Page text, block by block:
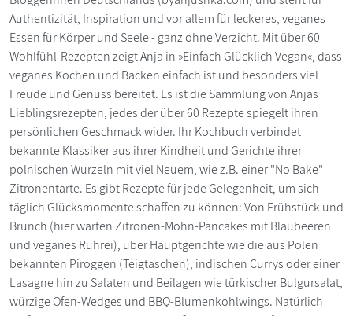
Authentizität, Inspiration und vor allem für leckeres, veganes
Essen für Körper und Seele - ganz ohne Verzicht. Mit über 60
Wohlfühl-Rezepten zeigt Anja in »Einfach Glücklich Vegan«, dass
veganes Kochen und Backen einfach ist und besonders viel
Freude und Genuss bereitet. Es ist die Sammlung von Anjas
Lieblingsrezepten, jedes der über 60 Rezepte spiegelt ihren
persönlichen Geschmack wider. Ihr Kochbuch verbindet
bekannte Klassiker aus ihrer Kindheit und Gerichte ihrer
polnischen Wurzeln mit viel Neuem, wie z.B. einer "No Bake"
Zitronentarte. Es gibt Rezepte für jede Gelegenheit, um sich
täglich Glücksmomente schaffen zu können: Von Frühstück und
Brunch (hier warten Zitronen-Mohn-Pancakes mit Blaubeeren
und veganes Rührei), über Hauptgerichte wie die aus Polen
bekannten Piroggen (Teigtaschen), indischen Currys oder einer
Lasagne hin zu Salaten und Beilagen wie türkischer Bulgursalat,
würzige Ofen-Wedges und BBQ-Blumenkohlwings. Natürlich